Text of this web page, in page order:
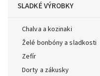
SLADKÉ VÝROBKY
Chalva a kozinaki
Želé bonbóny a sladkosti
Zefír
Dorty a zákusky